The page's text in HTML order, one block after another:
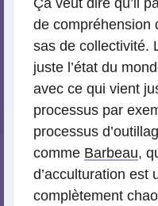
de compréhension
sas de collectivité.
juste l’état du
avec ce qui vient
processus par
processus
comme Barbeau,
d’acculturation est
complètement